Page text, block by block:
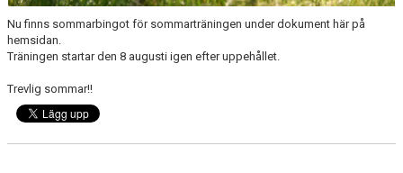
Nu finns sommarbingot för sommarträningen under dokument här på
hemsidan.
Träningen startar den 8 augusti igen efter uppehållet.
Trevlig sommar!!